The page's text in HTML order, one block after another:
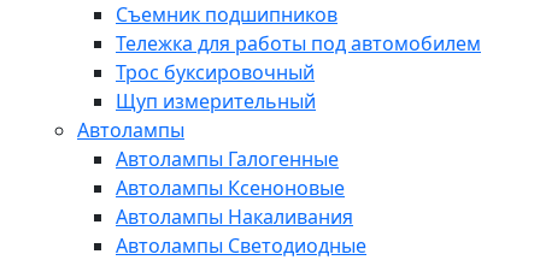
Съемник подшипников
Тележка для работы под автомобилем
Трос буксировочный
Щуп измерительный
Автолампы
Автолампы Галогенные
Автолампы Ксеноновые
Автолампы Накаливания
Автолампы Светодиодные